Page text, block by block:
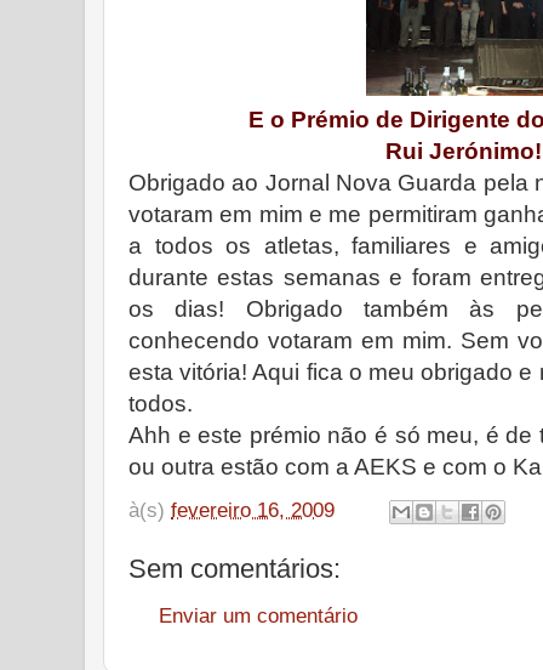
E o Prémio de Dirigente
Rui
Obrigado ao Jornal Nova Guarda pela
votaram em mim e me permitiram
a todos os atletas, familiares e
durante estas semanas e foram
os dias! Obrigado também às
conhecendo votaram em mim. Sem
esta vitória! Aqui fica o meu obrigado
todos.
Ahh e este prémio não é só meu, é
ou outra estão com a AEKS e com o
à(s) fevereiro 16, 2009
Sem comentários:
Enviar um comentário